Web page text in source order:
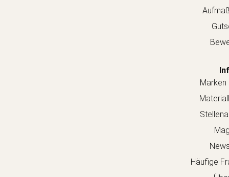
Marken
Häufige